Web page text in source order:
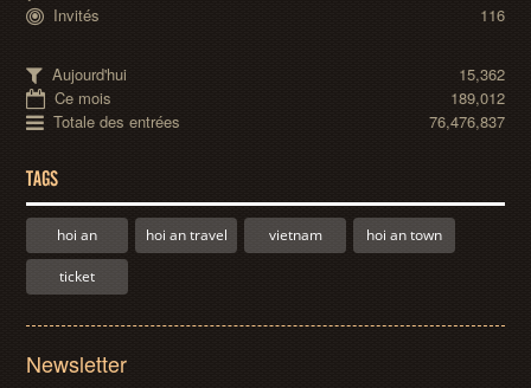
Invités
116
Aujourd'hui
15,362
Ce mois
189,012
Totale des entrées
76,476,837
TAGS
hoi an hoi an travel vietnam hoi an town
ticket
Newsletter